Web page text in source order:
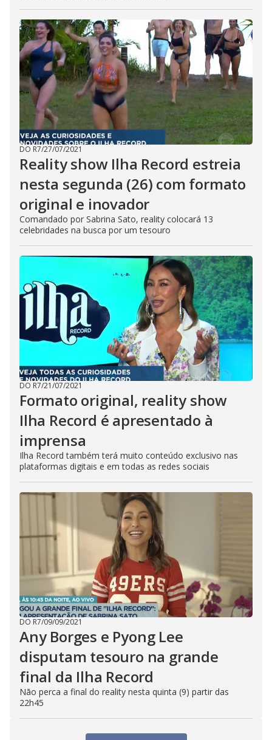
DO R7/27/07/2021
Reality show Ilha Record estreia
nesta segunda (26) com formato
original e inovador
Comandado por Sabrina Sato, reality colocará 13
celebridades na busca por um tesouro
DO R7/21/07/2021
Formato original, reality show
Ilha Record é apresentado à
imprensa
Ilha Record também terá muito conteúdo exclusivo nas
plataformas digitais e em todas as redes sociais
DO R7/09/09/2021
Any Borges e Pyong Lee
disputam tesouro na grande
final da Ilha Record
Não perca a final do reality nesta quinta (9) partir das
22h45